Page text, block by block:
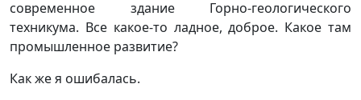
современное здание Горно-геологического
техникума. Все какое-то ладное, доброе. Какое там
промышленное развитие?
Как же я ошибалась.